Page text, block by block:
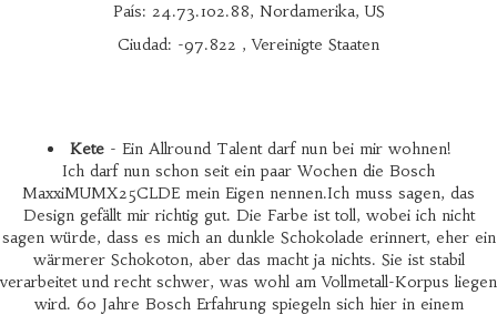
País: 24.73.102.88, Nordamerika, US
Ciudad: -97.822 , Vereinigte Staaten
Kete- Ein Allround Talent darf nun bei mir wohnen!
Ich darf nun schon seit ein paar Wochen die Bosch
MaxxiMUMX25CLDE mein Eigen nennen.Ich muss sagen, das
Design gefällt mir richtig gut. Die Farbe ist toll, wobei ich nicht
sagen würde, dass es mich an dunkle Schokolade erinnert, eher ein
wärmerer Schokoton, aber das macht ja nichts. Sie ist stabil
verarbeitet und recht schwer, was wohl am Vollmetall-Korpus liegen
wird. 60 Jahre Bosch Erfahrung spiegeln sich hier in einem